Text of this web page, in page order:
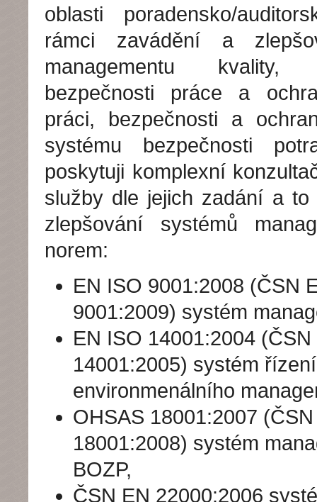
oblasti poradensko/
rámci zavádění a
managementu kvality,
bezpečnosti práce a
práci, bezpečnosti a
systému bezpečnosti
poskytuji komplexní
služby dle jejich zadání a
zlepšování systémů
norem:
EN ISO 9001:2008 (ČSN
9001:2009) systém
EN ISO 14001:2004
14001:2005) systém řízení
environmenálního
OHSAS 18001:2007
18001:2008) systém
BOZP,
ČSN EN 22000:2006